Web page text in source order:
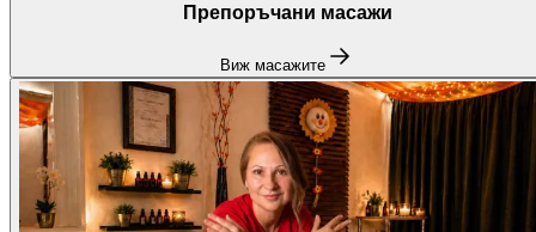
Препоръчани масажи
Виж масажите